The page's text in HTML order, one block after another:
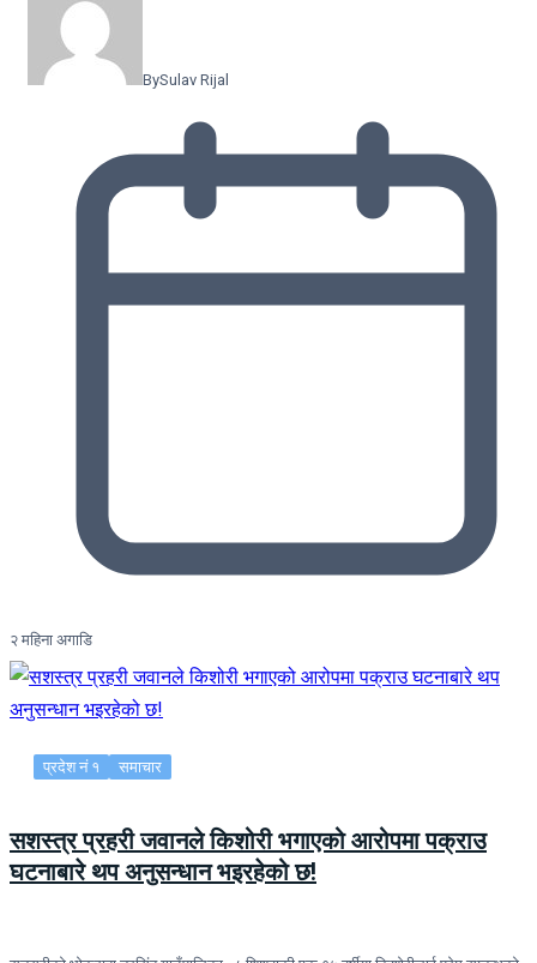
BySulav Rijal
२ महिना अगाडि
प्रदेश नं १ समाचार
सशस्त्र प्रहरी जवानले किशोरी भगाएको आरोपमा पक्राउ
घटनाबारे थप अनुसन्धान भइरहेको छ!